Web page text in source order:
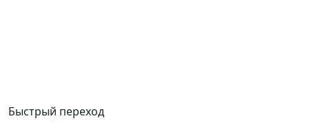
Быстрый переход